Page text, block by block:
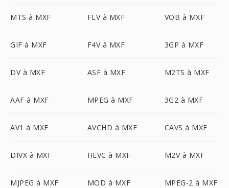
MTS à MXF FLV à MXF VOB à MXF
GIF à MXF F4V à MXF 3GP à MXF
DV à MXF ASF à MXF M2TS à MXF
AAF à MXF MPEG à MXF 3G2 à MXF
AV1 à MXF AVCHD à MXF CAVS à MXF
DIVX à MXF HEVC à MXF M2V à MXF
MJPEG à MXF MOD à MXF MPEG-2 à MXF